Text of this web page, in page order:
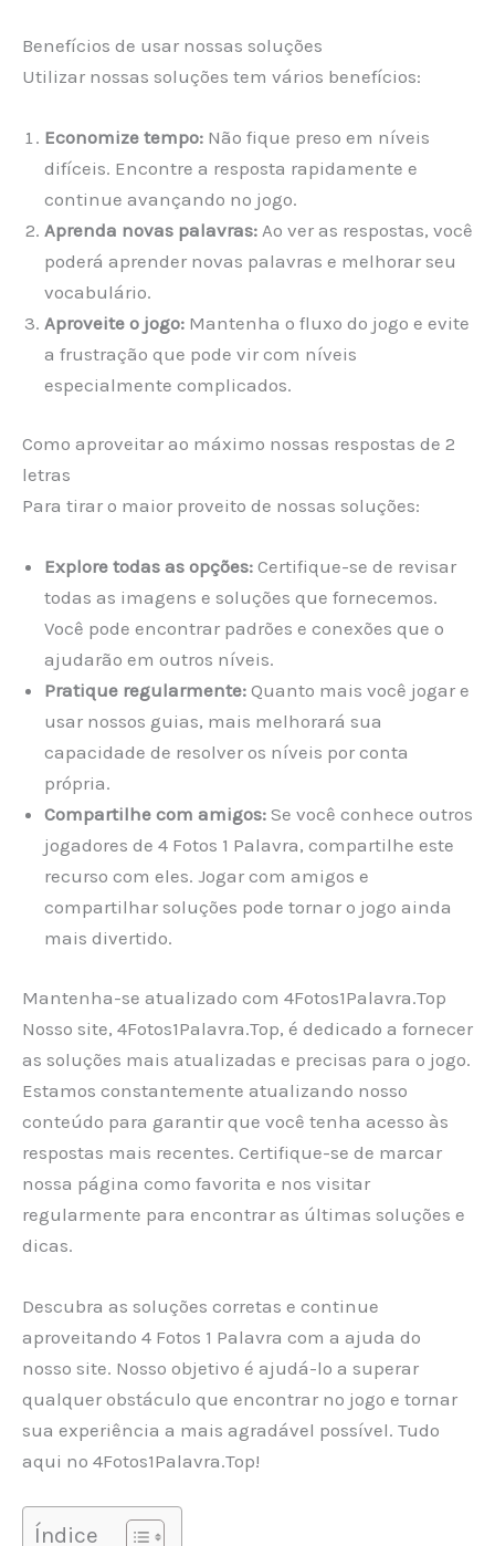
Benefícios de usar nossas soluções
Utilizar nossas soluções tem vários benefícios:
Economize tempo: Não fique preso em níveis
difíceis. Encontre a resposta rapidamente e
continue avançando no jogo.
Aprenda novas palavras: Ao ver as respostas, você
poderá aprender novas palavras e melhorar seu
vocabulário.
Aproveite o jogo: Mantenha o fluxo do jogo e evite
a frustração que pode vir com níveis
especialmente complicados.
Como aproveitar ao máximo nossas respostas de 2
letras
Para tirar o maior proveito de nossas soluções:
Explore todas as opções: Certifique-se de revisar
todas as imagens e soluções que fornecemos.
Você pode encontrar padrões e conexões que o
ajudarão em outros níveis.
Pratique regularmente: Quanto mais você jogar e
usar nossos guias, mais melhorará sua
capacidade de resolver os níveis por conta
própria.
Compartilhe com amigos: Se você conhece outros
jogadores de 4 Fotos 1 Palavra, compartilhe este
recurso com eles. Jogar com amigos e
compartilhar soluções pode tornar o jogo ainda
mais divertido.
Mantenha-se atualizado com 4Fotos1Palavra.Top
Nosso site, 4Fotos1Palavra.Top, é dedicado a fornecer
as soluções mais atualizadas e precisas para o jogo.
Estamos constantemente atualizando nosso
conteúdo para garantir que você tenha acesso às
respostas mais recentes. Certifique-se de marcar
nossa página como favorita e nos visitar
regularmente para encontrar as últimas soluções e
dicas.
Descubra as soluções corretas e continue
aproveitando 4 Fotos 1 Palavra com a ajuda do
nosso site. Nosso objetivo é ajudá-lo a superar
qualquer obstáculo que encontrar no jogo e tornar
sua experiência a mais agradável possível. Tudo
aqui no 4Fotos1Palavra.Top!
Índice